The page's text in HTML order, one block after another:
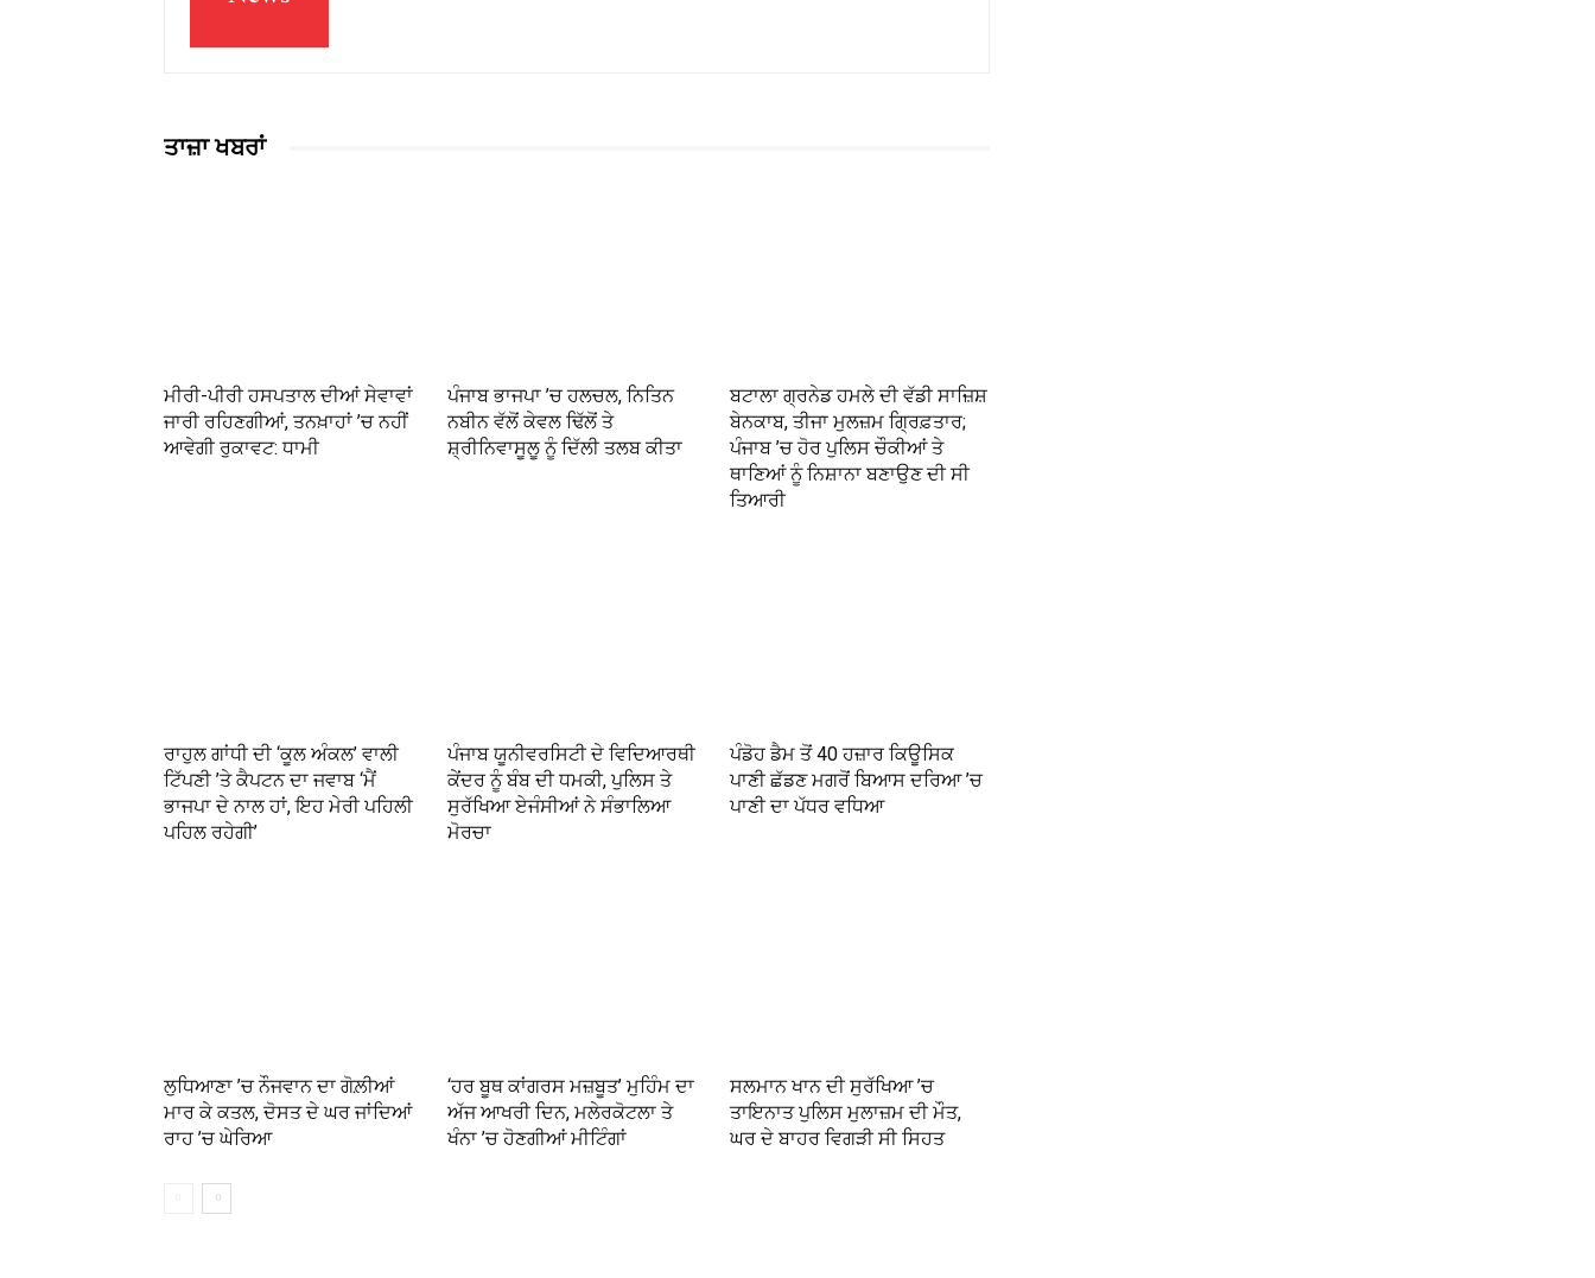
ਤਾਜ਼ਾ ਖਬਰਾਂ
ਮੀਰੀ-ਪੀਰੀ ਹਸਪਤਾਲ ਦੀਆਂ ਸੇਵਾਵਾਂ
ਜਾਰੀ ਰਹਿਣਗੀਆਂ, ਤਨਖ਼ਾਹਾਂ ’ਚ ਨਹੀਂ
ਆਵੇਗੀ ਰੁਕਾਵਟ: ਧਾਮੀ
ਪੰਜਾਬ ਭਾਜਪਾ ’ਚ ਹਲਚਲ, ਨਿਤਿਨ
ਨਬੀਨ ਵੱਲੋਂ ਕੇਵਲ ਢਿੱਲੋਂ ਤੇ
ਸ਼੍ਰੀਨਿਵਾਸੂਲੂ ਨੂੰ ਦਿੱਲੀ ਤਲਬ ਕੀਤਾ
ਬਟਾਲਾ ਗ੍ਰਨੇਡ ਹਮਲੇ ਦੀ ਵੱਡੀ ਸਾਜ਼ਿਸ਼
ਬੇਨਕਾਬ, ਤੀਜਾ ਮੁਲਜ਼ਮ ਗ੍ਰਿਫ਼ਤਾਰ;
ਪੰਜਾਬ ’ਚ ਹੋਰ ਪੁਲਿਸ ਚੌਕੀਆਂ ਤੇ
ਥਾਣਿਆਂ ਨੂੰ ਨਿਸ਼ਾਨਾ ਬਣਾਉਣ ਦੀ ਸੀ
ਤਿਆਰੀ
ਰਾਹੁਲ ਗਾਂਧੀ ਦੀ ‘ਕੂਲ ਅੰਕਲ’ ਵਾਲੀ
ਟਿੱਪਣੀ ’ਤੇ ਕੈਪਟਨ ਦਾ ਜਵਾਬ ‘ਮੈਂ
ਭਾਜਪਾ ਦੇ ਨਾਲ ਹਾਂ, ਇਹ ਮੇਰੀ ਪਹਿਲੀ
ਪਹਿਲ ਰਹੇਗੀ’
ਪੰਜਾਬ ਯੂਨੀਵਰਸਿਟੀ ਦੇ ਵਿਦਿਆਰਥੀ
ਕੇਂਦਰ ਨੂੰ ਬੰਬ ਦੀ ਧਮਕੀ, ਪੁਲਿਸ ਤੇ
ਸੁਰੱਖਿਆ ਏਜੰਸੀਆਂ ਨੇ ਸੰਭਾਲਿਆ
ਮੋਰਚਾ
ਪੰਡੋਹ ਡੈਮ ਤੋਂ 40 ਹਜ਼ਾਰ ਕਿਊਸਿਕ
ਪਾਣੀ ਛੱਡਣ ਮਗਰੋਂ ਬਿਆਸ ਦਰਿਆ ’ਚ
ਪਾਣੀ ਦਾ ਪੱਧਰ ਵਧਿਆ
ਲੁਧਿਆਣਾ ’ਚ ਨੌਜਵਾਨ ਦਾ ਗੋਲ਼ੀਆਂ
ਮਾਰ ਕੇ ਕਤਲ, ਦੋਸਤ ਦੇ ਘਰ ਜਾਂਦਿਆਂ
ਰਾਹ ’ਚ ਘੇਰਿਆ
‘ਹਰ ਬੂਥ ਕਾਂਗਰਸ ਮਜ਼ਬੂਤ’ ਮੁਹਿੰਮ ਦਾ
ਅੱਜ ਆਖਰੀ ਦਿਨ, ਮਲੇਰਕੋਟਲਾ ਤੇ
ਖੰਨਾ ’ਚ ਹੋਣਗੀਆਂ ਮੀਟਿੰਗਾਂ
ਸਲਮਾਨ ਖਾਨ ਦੀ ਸੁਰੱਖਿਆ ’ਚ
ਤਾਇਨਾਤ ਪੁਲਿਸ ਮੁਲਾਜ਼ਮ ਦੀ ਮੌਤ,
ਘਰ ਦੇ ਬਾਹਰ ਵਿਗੜੀ ਸੀ ਸਿਹਤ